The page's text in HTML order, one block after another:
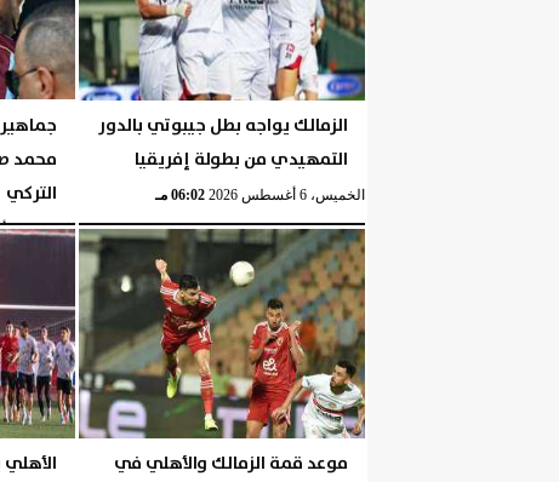
الزمالك يواجه بطل جيبوتي بالدور
التمهيدي من بطولة إفريقيا
الخميس، 6 أغسطس 2026 06:02 مـ
محمد
التركي
الخميس، 6 أغسطس 2026
موعد قمة الزمالك والأهلي في